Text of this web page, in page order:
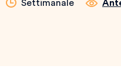
Settimanale